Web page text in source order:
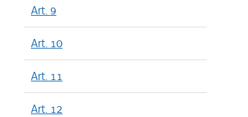
Art. 9
Art. 10
Art. 11
Art. 12